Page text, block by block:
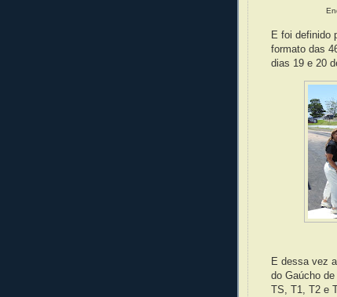
E foi definido
formato das
dias 19 e 20
E dessa vez
do Gaúcho
TS, T1, T2 e